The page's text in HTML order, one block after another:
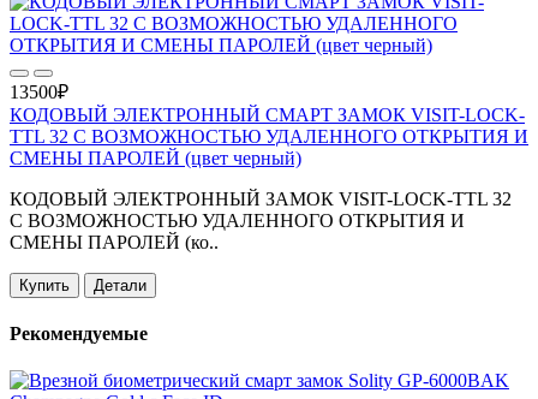
13500₽
КОДОВЫЙ ЭЛЕКТРОННЫЙ СМАРТ ЗАМОК VISIT-LOCK-
TTL 32 С ВОЗМОЖНОСТЬЮ УДАЛЕННОГО ОТКРЫТИЯ И
СМЕНЫ ПАРОЛЕЙ (цвет черный)
КОДОВЫЙ ЭЛЕКТРОННЫЙ ЗАМОК VISIT-LOCK-TTL 32
С ВОЗМОЖНОСТЬЮ УДАЛЕННОГО ОТКРЫТИЯ И
СМЕНЫ ПАРОЛЕЙ (ко..
Купить Детали
Рекомендуемые